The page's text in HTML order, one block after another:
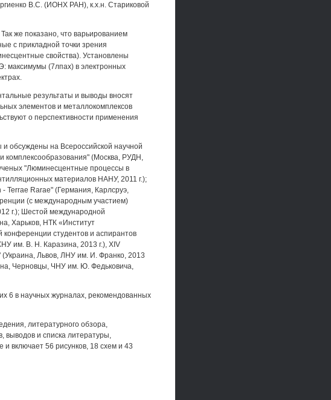
B.C. (ИОНХ РАН), к.х.н. Стариковой
же показано, что варьированием
с прикладной точки зрения
свойства). Установлены
максимумы (7лпах) в электронных
результаты и выводы вносят
элементов и металлокомплексов
о перспективности применения
обсуждены на Всероссийской научной
комплексообразования" (Москва, РУДН,
"Люминесцентные процессы в
материалов НАНУ, 2011 г.);
Terrae Rarae" (Германия, Карлсруэ,
(с международным участием)
г.); Шестой международной
Харьков, НТК «Институт
студентов и аспирантов
им. В. Н. Каразина, 2013 г.), XIV
(Украина, Львов, ЛНУ им. И. Франко, 2013
Черновцы, ЧНУ им. Ю. Федьковича,
6 в научных журналах, рекомендованных
литературного обзора,
выводов и списка литературы,
включает 56 рисунков, 18 схем и 43